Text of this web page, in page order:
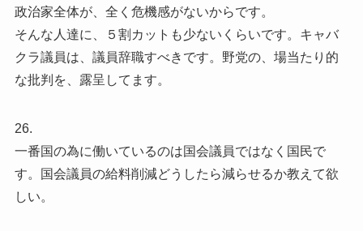
政治家全体が、全く危機感がないからです。
そんな人達に、５割カットも少ないくらいです。キャバ
クラ議員は、議員辞職すべきです。野党の、場当たり的
な批判を、露呈してます。
26.
一番国の為に働いているのは国会議員ではなく国民で
す。国会議員の給料削減どうしたら減らせるか教えて欲
しい。